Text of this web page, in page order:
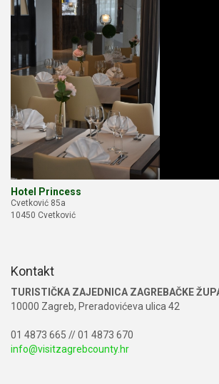
Hotel Princess
Cvetković 85a
10450 Cvetković
Kontakt
TURISTIČKA ZAJEDNICA ZAGREBAČKE
10000 Zagreb, Preradovićeva ulica 42
01 4873 665 // 01 4873 670
info@visitzagrebcounty.hr